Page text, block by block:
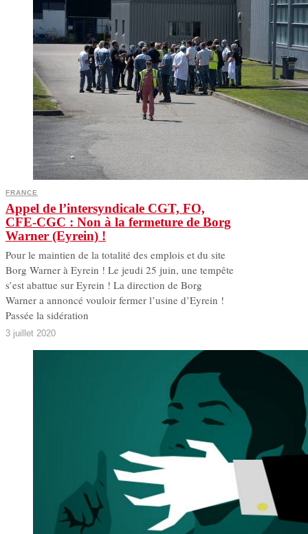
FRANCE
Appel de l’intersyndicale CGT, FO,
CFE-CGC : Non à la fermeture de Borg
Warner (Eyrein) !
Pour le maintien de la totalité des emplois et du site
Borg Warner à Eyrein ! Le jeudi 25 juin, une tempête
s’est abattue sur Eyrein ! La direction de Borg
Warner a annoncé vouloir fermer l’usine d’Eyrein !
Passée la sidération
3 juillet 2020